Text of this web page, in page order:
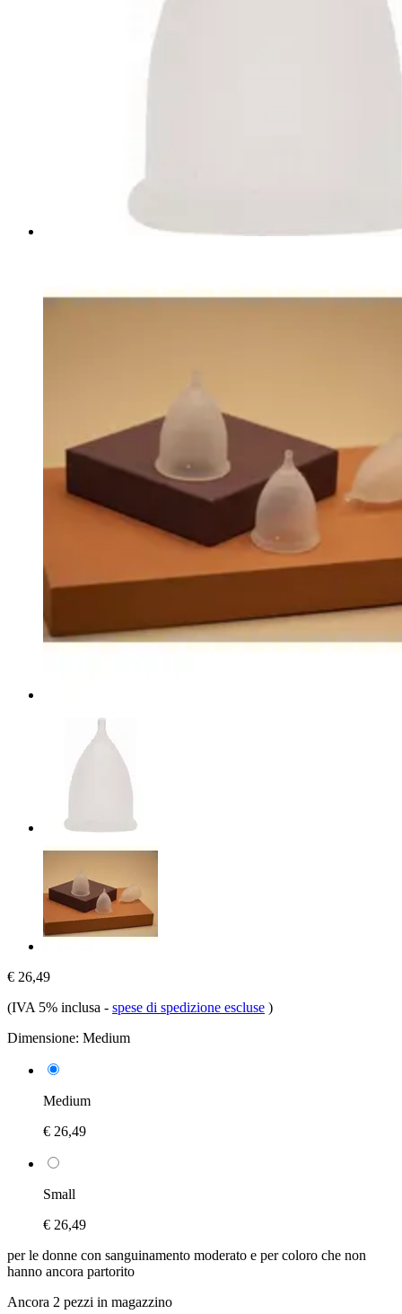
€ 26,49
(IVA 5% inclusa - spese di spedizione escluse )
Dimensione: Medium
Medium
€ 26,49
Small
€ 26,49
per le donne con sanguinamento moderato e per coloro che non
hanno ancora partorito
Ancora 2 pezzi in magazzino